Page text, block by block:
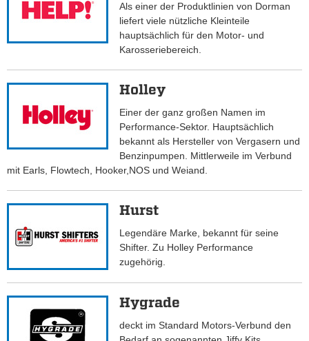
Als einer der Produktlinien von Dorman
liefert viele nützliche Kleinteile
hauptsächlich für den Motor- und
Karosseriebereich.
Holley
Einer der ganz großen Namen im
Performance-Sektor. Hauptsächlich
bekannt als Hersteller von Vergasern und
Benzinpumpen. Mittlerweile im Verbund
mit Earls, Flowtech, Hooker,NOS und Weiand.
Hurst
Legendäre Marke, bekannt für seine
Shifter. Zu Holley Performance
zugehörig.
Hygrade
deckt im Standard Motors-Verbund den